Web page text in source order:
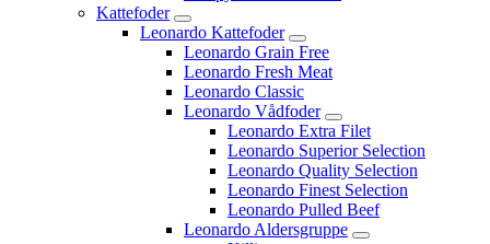
Kattefoder
Leonardo Kattefoder
Leonardo Grain Free
Leonardo Fresh Meat
Leonardo Classic
Leonardo Vådfoder
Leonardo Extra Filet
Leonardo Superior Selection
Leonardo Quality Selection
Leonardo Finest Selection
Leonardo Pulled Beef
Leonardo Aldersgruppe